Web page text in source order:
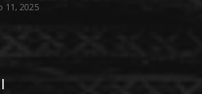
11, 2025